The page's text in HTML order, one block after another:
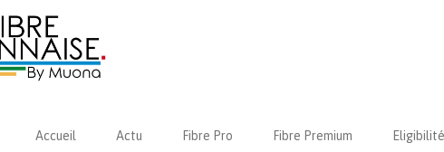
Accueil Actu Fibre Pro Fibre Premium Eligibilité